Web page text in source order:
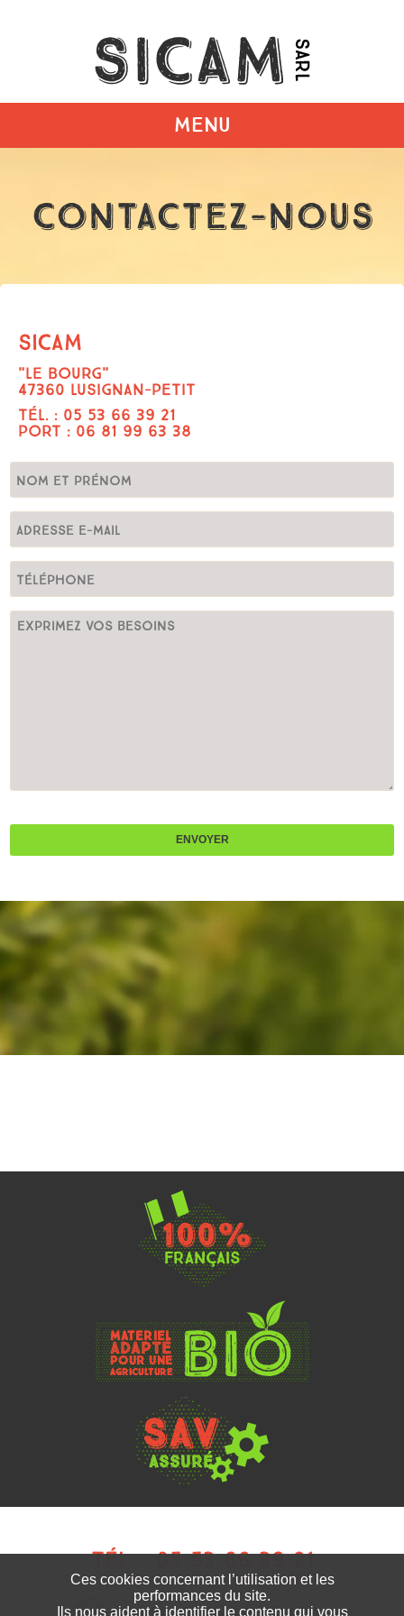
MENU
Contactez-nous
SICAM
"LE BOURG"
47360 LUSIGNAN-PETIT
TÉL. : 05 53 66 39 21
PORT : 06 81 99 63 38
ENVOYER
Tél. : 05 53 66 39 21
"Le Bourg" 47360 Lusignan-Petit
Rejoignez-nous sur Facebook
Ces cookies concernant l’utilisation et les
performances du site.
Ils nous aident à identifier le contenu qui vous